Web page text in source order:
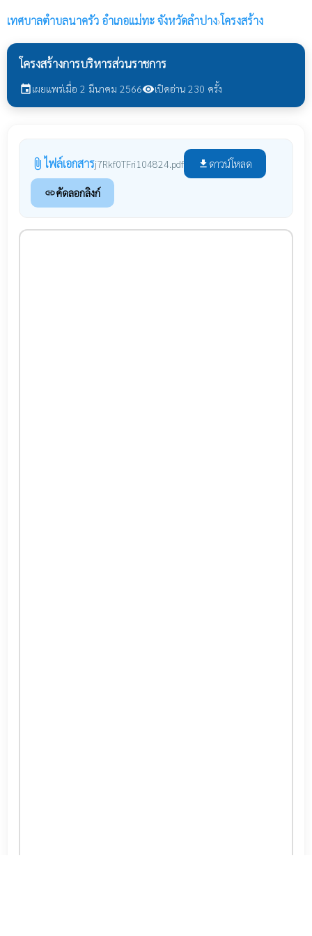
เทศบาลตำบลนาครัว อำเภอแม่ทะ จังหวัดลำปาง›โครงสร้าง
โครงสร้างการบริหารส่วนราชการ
eventเผยแพร่เมื่อ 2 มีนาคม 2566visibilityเปิดอ่าน 230 ครั้ง
attach_file ไฟล์เอกสารj7Rkf0TFri104824.pdf file_download ดาวน์โหลด
linkคัดลอกลิงก์